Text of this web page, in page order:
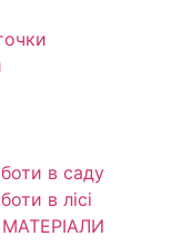
в саду
в лісі